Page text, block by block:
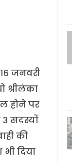
जनवरी
श्रीलंका
होने पर
सदस्यों
की
दिया